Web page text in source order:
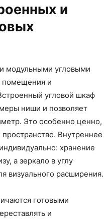
и
модульными угловыми
помещения и
угловой шкаф
ниши и позволяет
Это особенно ценно,
Внутреннее
хранение
а зеркало в углу
визуального расширения.
готовыми
и